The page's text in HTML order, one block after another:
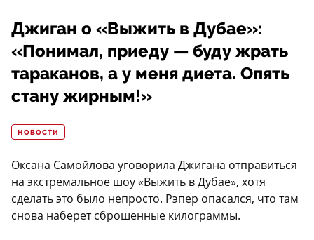
Джиган о «Выжить в Дубае»:
«Понимал, приеду — буду жрать
тараканов, а у меня диета. Опять
стану жирным!»
НОВОСТИ
Оксана Самойлова уговорила Джигана отправиться
на экстремальное шоу «Выжить в Дубае», хотя
сделать это было непросто. Рэпер опасался, что там
снова наберет сброшенные килограммы.